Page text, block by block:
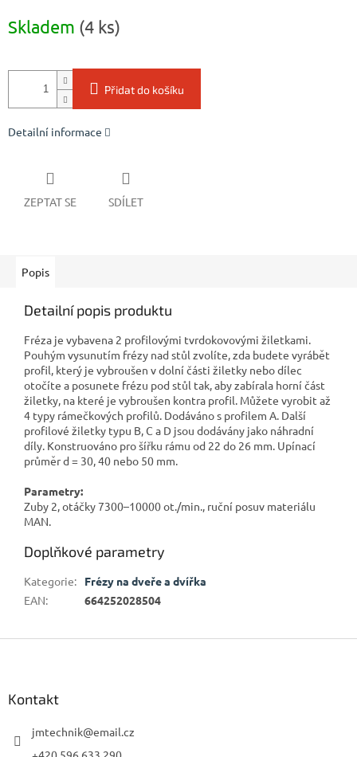
cena:
Skladem (4 ks)
Přidat do košíku
Detailní informace
ZEPTAT SE SDÍLET
Popis
Detailní popis produktu
Fréza je vybavena 2 profilovými tvrdokovovými žiletkami.
Pouhým vysunutím frézy nad stůl zvolíte, zda budete vyrábět
profil, který je vybroušen v dolní části žiletky nebo dílec
otočíte a posunete frézu pod stůl tak, aby zabírala horní část
žiletky, na které je vybroušen kontra profil. Můžete vyrobit až
4 typy rámečkových profilů. Dodáváno s profilem A. Další
profilové žiletky typu B, C a D jsou dodávány jako náhradní
díly. Konstruováno pro šířku rámu od 22 do 26 mm. Upínací
průměr d = 30, 40 nebo 50 mm.
Parametry:
Zuby 2, otáčky 7300–10000 ot./min., ruční posuv materiálu
MAN.
Doplňkové parametry
Kategorie:
Frézy na dveře a dvířka
EAN: 664252028504
Kontakt
jmtechnik@email.cz